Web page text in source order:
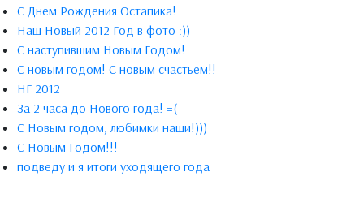
С Днем Рождения Остапика!
Наш Новый 2012 Год в фото :))
С наступившим Новым Годом!
C новым годом! С новым счастьем!!
НГ 2012
За 2 часа до Нового года! =(
С Новым годом, любимки наши!)))
С Новым Годом!!!
подведу и я итоги уходящего года